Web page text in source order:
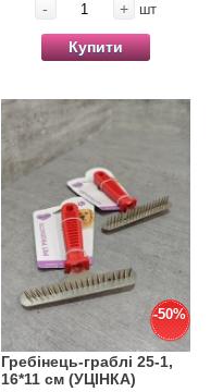
- + шт
Купити
-50%
Гребінець-граблі 25-1,
16*11 см (УЦІНКА)